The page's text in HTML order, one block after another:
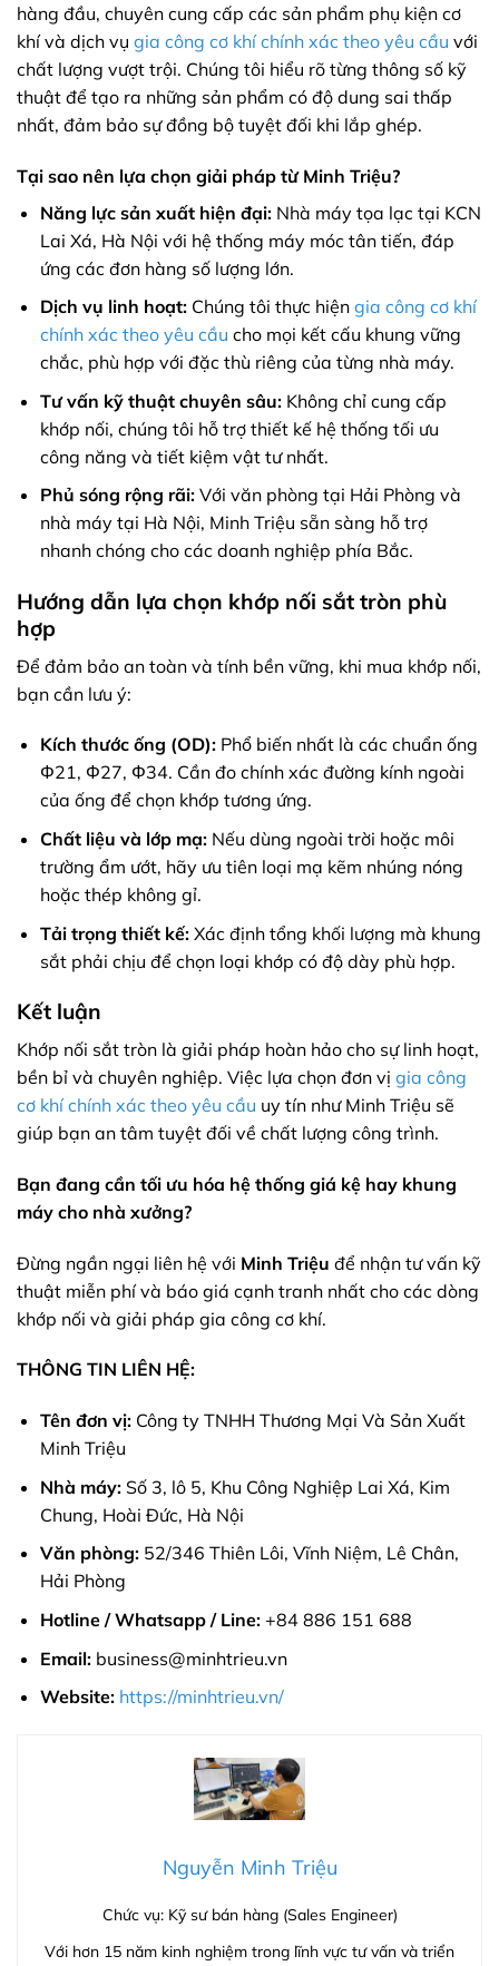
hàng đầu, chuyên cung cấp các sản phẩm phụ kiện cơ
khí và dịch vụ gia công cơ khí chính xác theo yêu cầu với
chất lượng vượt trội. Chúng tôi hiểu rõ từng thông số kỹ
thuật để tạo ra những sản phẩm có độ dung sai thấp
nhất, đảm bảo sự đồng bộ tuyệt đối khi lắp ghép.
Tại sao nên lựa chọn giải pháp từ Minh Triệu?
Năng lực sản xuất hiện đại:Nhà máy tọa lạc tại KCN
Lai Xá, Hà Nội với hệ thống máy móc tân tiến, đáp
ứng các đơn hàng số lượng lớn.
Dịch vụ linh hoạt:Chúng tôi thực hiện gia công cơ khí
chính xác theo yêu cầu cho mọi kết cấu khung vững
chắc, phù hợp với đặc thù riêng của từng nhà máy.
Tư vấn kỹ thuật chuyên sâu:Không chỉ cung cấp
khớp nối, chúng tôi hỗ trợ thiết kế hệ thống tối ưu
công năng và tiết kiệm vật tư nhất.
Phủ sóng rộng rãi:Với văn phòng tại Hải Phòng và
nhà máy tại Hà Nội, Minh Triệu sẵn sàng hỗ trợ
nhanh chóng cho các doanh nghiệp phía Bắc.
Hướng dẫn lựa chọn khớp nối sắt tròn phù
hợp
Để đảm bảo an toàn và tính bền vững, khi mua khớp nối,
bạn cần lưu ý:
Kích thước ống (OD):Phổ biến nhất là các chuẩn ống
Φ21, Φ27, Φ34. Cần đo chính xác đường kính ngoài
của ống để chọn khớp tương ứng.
Chất liệu và lớp mạ:Nếu dùng ngoài trời hoặc môi
trường ẩm ướt, hãy ưu tiên loại mạ kẽm nhúng nóng
hoặc thép không gỉ.
Tải trọng thiết kế:Xác định tổng khối lượng mà khung
sắt phải chịu để chọn loại khớp có độ dày phù hợp.
Kết luận
Khớp nối sắt tròn là giải pháp hoàn hảo cho sự linh hoạt,
bền bỉ và chuyên nghiệp. Việc lựa chọn đơn vị gia công
cơ khí chính xác theo yêu cầu uy tín như Minh Triệu sẽ
giúp bạn an tâm tuyệt đối về chất lượng công trình.
Bạn đang cần tối ưu hóa hệ thống giá kệ hay khung
máy cho nhà xưởng?
Đừng ngần ngại liên hệ với Minh Triệu để nhận tư vấn kỹ
thuật miễn phí và báo giá cạnh tranh nhất cho các dòng
khớp nối và giải pháp gia công cơ khí.
THÔNG TIN LIÊN HỆ:
Tên đơn vị:Công ty TNHH Thương Mại Và Sản Xuất
Minh Triệu
Nhà máy:Số 3, lô 5, Khu Công Nghiệp Lai Xá, Kim
Chung, Hoài Đức, Hà Nội
Văn phòng:52/346 Thiên Lôi, Vĩnh Niệm, Lê Chân,
Hải Phòng
Hotline / Whatsapp / Line:+84 886 151 688
Email:business@minhtrieu.vn
Website: https://minhtrieu.vn/
Nguyễn Minh Triệu
Chức vụ: Kỹ sư bán hàng (Sales Engineer)
Với hơn 15 năm kinh nghiệm trong lĩnh vực tư vấn và triển